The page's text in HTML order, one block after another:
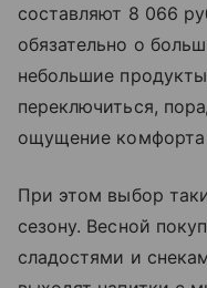
составляют 8 066
обязательно о
небольшие
переключиться,
ощущение комфорта
При этом выбор
сезону. Весной
сладостями и